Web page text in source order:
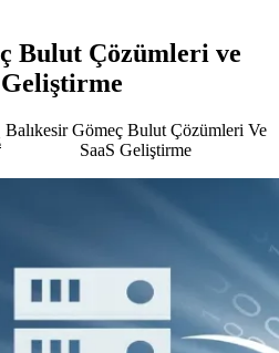
Bulut Çözümleri ve
Geliştirme
Balıkesir Gömeç Bulut Çözümleri Ve
SaaS Geliştirme